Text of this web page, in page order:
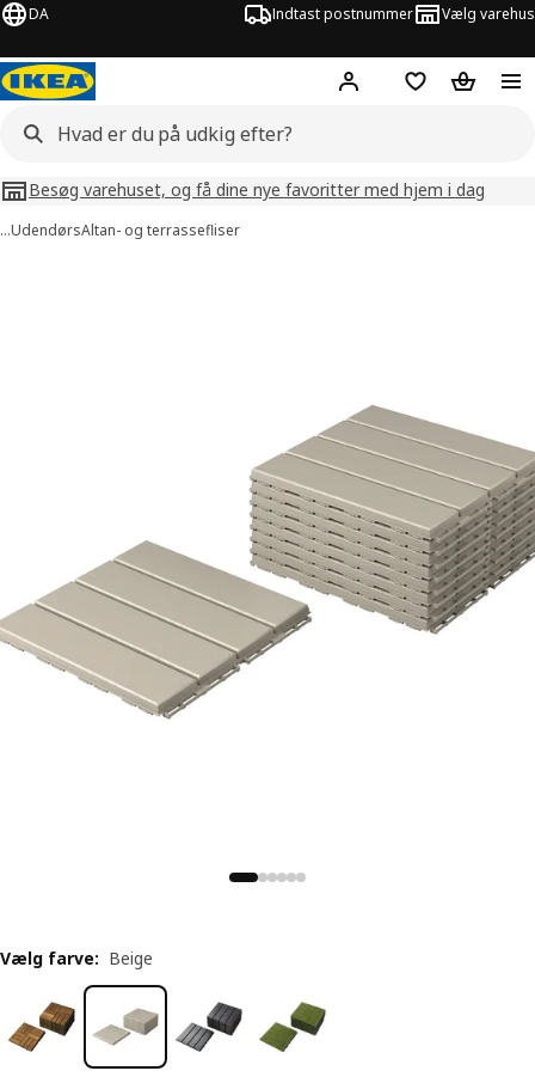
DA Indtast postnummer Vælg varehus
Hej! Log ind her
Huskeliste
Kurv
Besøg varehuset, og få dine nye favoritter med hjem i dag
…UdendørsAltan- og terrassefliser
Vælg farve: Beige